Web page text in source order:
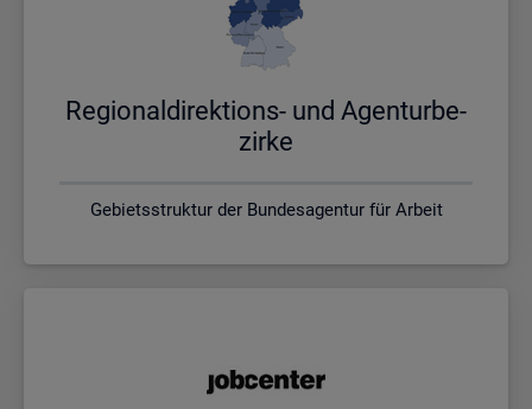
Re­gio­nal­di­rek­ti­ons- und Agen­tur­be­
zir­ke
Gebietsstruktur der Bundesagentur für Arbeit